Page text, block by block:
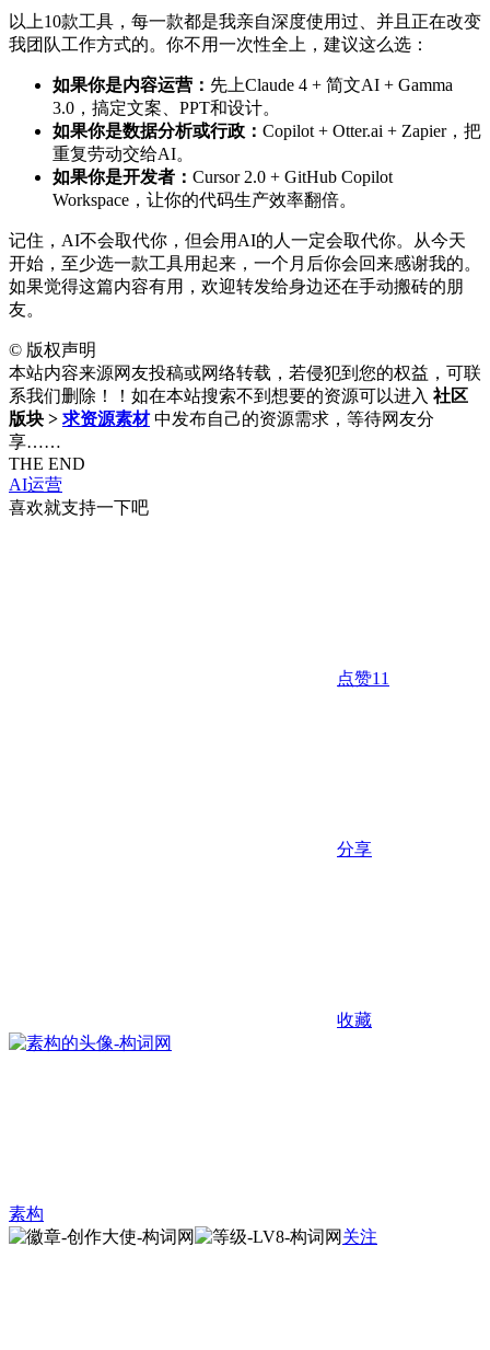
以上10款工具，每一款都是我亲自深度使用过、并且正在改变
我团队工作方式的。你不用一次性全上，建议这么选：
如果你是内容运营： 先上Claude 4 + 简文AI + Gamma
3.0，搞定文案、PPT和设计。
如果你是数据分析或行政： Copilot + Otter.ai + Zapier，把
重复劳动交给AI。
如果你是开发者： Cursor 2.0 + GitHub Copilot
Workspace，让你的代码生产效率翻倍。
记住，AI不会取代你，但会用AI的人一定会取代你。从今天
开始，至少选一款工具用起来，一个月后你会回来感谢我的。
如果觉得这篇内容有用，欢迎转发给身边还在手动搬砖的朋
友。
© 版权声明
本站内容来源网友投稿或网络转载，若侵犯到您的权益，可联
系我们删除！！如在本站搜索不到想要的资源可以进入 社区
版块 > 求资源素材 中发布自己的资源需求，等待网友分
享……
THE END
AI运营
喜欢就支持一下吧
点赞11
分享
收藏
素构
关注